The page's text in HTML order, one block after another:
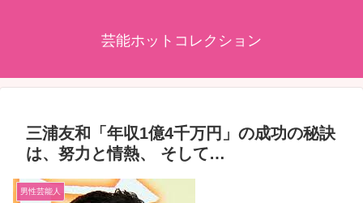
芸能ホットコレクション
三浦友和「年収1億4千万円」の成功の秘訣
は、努力と情熱、 そして…
男性芸能人